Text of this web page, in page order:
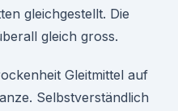
gleichgestellt. Die
gleich gross.
Gleitmittel auf
Selbstverständlich